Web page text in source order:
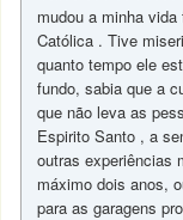
mudou a minha
Católica . Tive
quanto tempo ele
fundo, sabia que a
que não leva as
Espirito Santo , a
outras experiências
máximo dois anos,
para as garagens